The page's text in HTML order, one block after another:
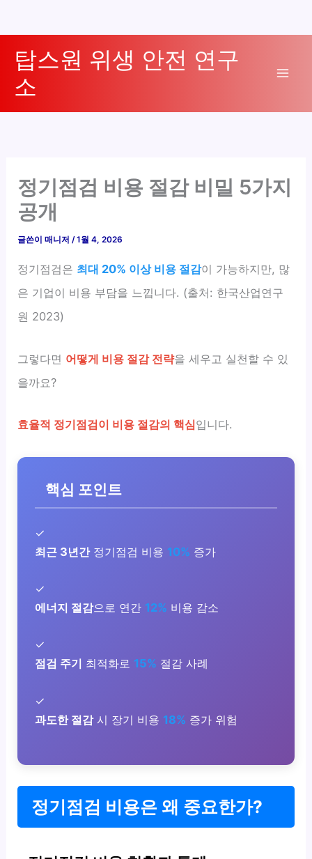
탑스원 위생 안전 연구
소
정기점검 비용 절감 비밀 5가지
공개
글쓴이매니저/1월 4, 2026
정기점검은 최대 20% 이상 비용 절감이 가능하지만, 많
은 기업이 비용 부담을 느낍니다. (출처: 한국산업연구
원 2023)
그렇다면 어떻게 비용 절감 전략을 세우고 실천할 수 있
을까요?
효율적 정기점검이 비용 절감의 핵심입니다.
핵심 포인트
✓
최근 3년간정기점검 비용 10% 증가
✓
에너지 절감으로 연간 12% 비용 감소
✓
점검 주기 최적화로 15% 절감 사례
✓
과도한 절감시 장기 비용 18% 증가 위험
정기점검 비용은 왜 중요한가?